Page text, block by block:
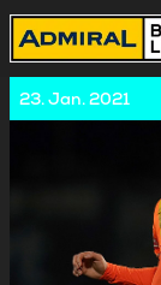
23. Jan. 2021